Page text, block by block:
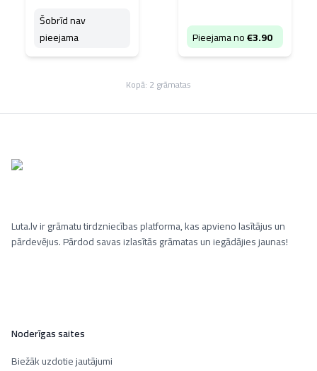
Šobrīd nav
pieejama
Pieejama no€3.90
Kopā: 2 grāmatas
Luta.lv ir grāmatu tirdzniecības platforma, kas apvieno lasītājus un
pārdevējus. Pārdod savas izlasītās grāmatas un iegādājies jaunas!
Noderīgas saites
Biežāk uzdotie jautājumi